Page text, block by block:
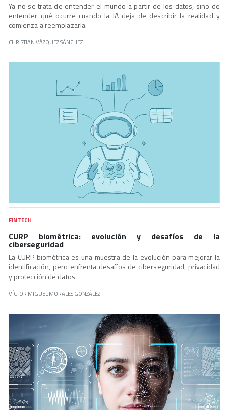
Ya no se trata de entender el mundo a partir de los datos, sino de
entender qué ocurre cuando la IA deja de describir la realidad y
comienza a reemplazarla.
CHRISTIAN VÁZQUEZ SÁNCHEZ
FINTECH
CURP biométrica: evolución y desafíos de la
ciberseguridad
La CURP biométrica es una muestra de la evolución para mejorar la
identificación, pero enfrenta desafíos de ciberseguridad, privacidad
y protección de datos.
VÍCTOR MIGUEL MORALES GONZÁLEZ